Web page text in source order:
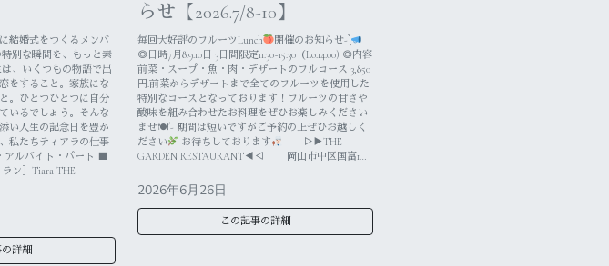
結婚式をつくるメンバ
別な瞬間を、もっと素
、いくつもの物語で出
をすること。家族にな
。ひとつひとつに自分
いるでしょう。そんな
い人生の記念日を豊か
私たちティアラの仕事
ルバイト・パート ■
ン］Tiara THE
詳細
らせ【2026.7/8-10】
毎回大好評のフルーツLunch
開催のお知らせ- ̗̀
◎日時7月8.9.10日 3日間限定11:30~15:30（Lo.14:00) ◎内容
前菜・スープ・魚・肉・デザートのフルコース 3,850
円.前菜からデザートまで全てのフルーツを使用した
特別なコースとなっております！フルーツの甘さや
酸味を組み合わせたお料理をぜひお楽しみください
ませ🍽´- 期間は短いですがご予約の上ぜひお越しく
ださい
お待ちしております
▷▶THE
GARDEN RESTAURANT◀◁ 岡山市中区国富1…
2026年6月26日
この記事の詳細